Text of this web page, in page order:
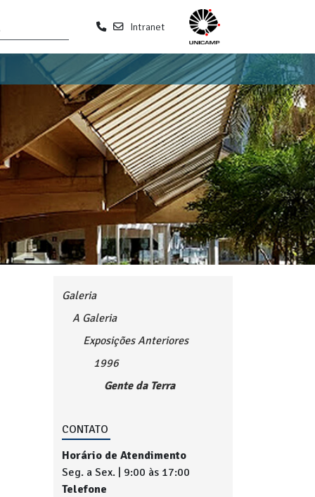
Intranet
Galeria
A Galeria
Exposições Anteriores
1996
Gente da Terra
CONTATO
Horário de Atendimento
Seg. a Sex. | 9:00 às 17:00
Telefone